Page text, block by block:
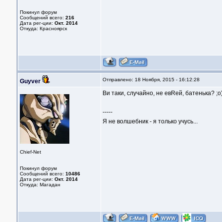
Покинул форум
Сообщений всего: 216
Дата рег-ции: Окт. 2014
Откуда: Красноярск
Guyver Отправлено: 18 Ноября, 2015 - 16:12:28
Chief-Net
Покинул форум
Сообщений всего: 10486
Дата рег-ции: Окт. 2014
Откуда: Магадан
Ви таки, случайно, не евRей, батенька?
-----
Я не волшебник - я только учусь...